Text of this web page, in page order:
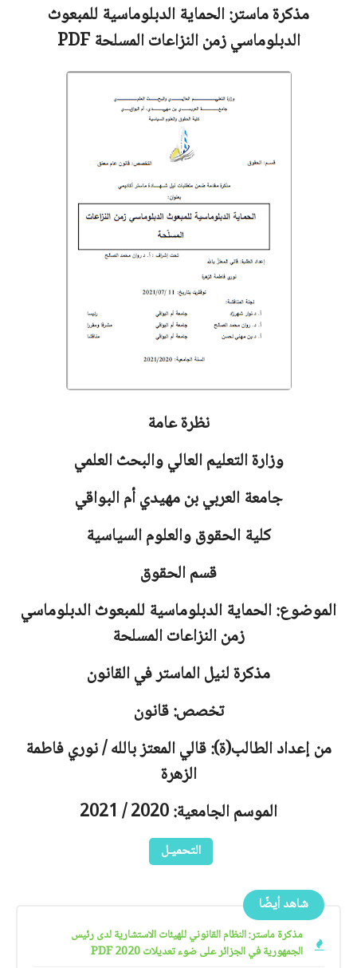
مذكرة ماستر:الحماية الدبلوماسية للمبعوث
الدبلوماسي زمن النزاعات المسلحة PDF
نظرة عامة
وزارة التعليم العالي والبحث العلمي
جامعةالعربي بن مهيدي أم البواقي
كلية الحقوق والعلوم السياسية
قسم الحقوق
الموضوع: الحماية الدبلوماسية للمبعوث الدبلوماسي
زمن النزاعات المسلحة
مذكرة لنيل الماستر في القانون
تخصص: قانون
من إعداد الطالب(ة): قالي المعتز بالله / نوري فاطمة
الزهرة
الموسم الجامعية: 2020 / 2021
التحميـل
شاهد أيضًا
مذكرة ماستر: النظام القانوني للهيئات الاستشارية لدى رئيس
الجمهورية في الجزائر على ضوء تعديلات 2020 PDF